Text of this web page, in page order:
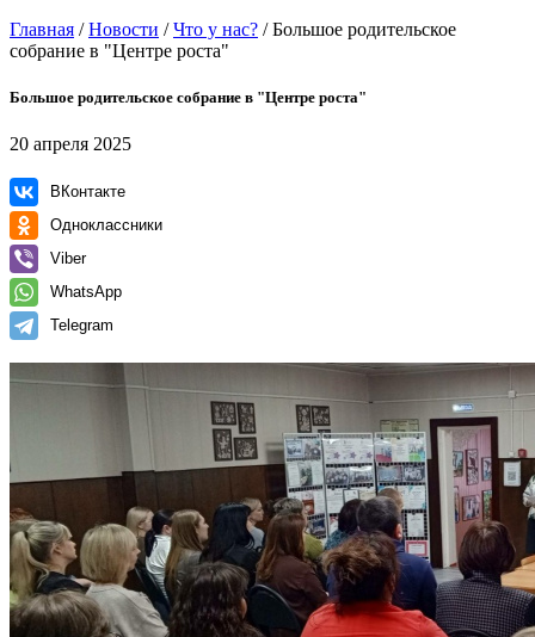
Главная /Новости /Что у нас? /Большое родительское
собрание в "Центре роста"
Большое родительское собрание в "Центре роста"
20 апреля 2025
ВКонтакте
Одноклассники
Viber
WhatsApp
Telegram